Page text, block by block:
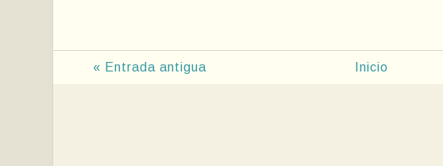
« Entrada antigua Inicio